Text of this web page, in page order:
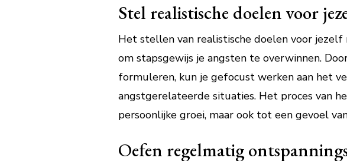
Stel realistische doelen voor
Het stellen van realistische doelen voor
om stapsgewijs je angsten te overwinnen.
formuleren, kun je gefocust werken aan het
angstgerelateerde situaties. Het proces van
persoonlijke groei, maar ook tot een gevoel
Oefen regelmatig